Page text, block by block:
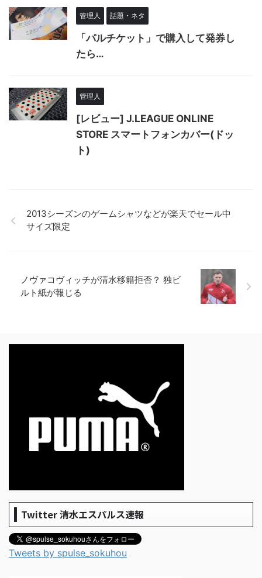
管理人 話題・ネタ
「パルチケット」で購入して発券し
たら…
管理人
[レビュー] J.LEAGUE ONLINE
STORE スマートフォンカバー(ドッ
ト)
2013シーズンのゲームシャツなどが楽天でセール中
サイズ限定
ノヴァコヴィッチが清水移籍拒否？ 独ビ
ルト紙が報じる
Twitter 清水エスパルス速報
Tweets by spulse_sokuhou